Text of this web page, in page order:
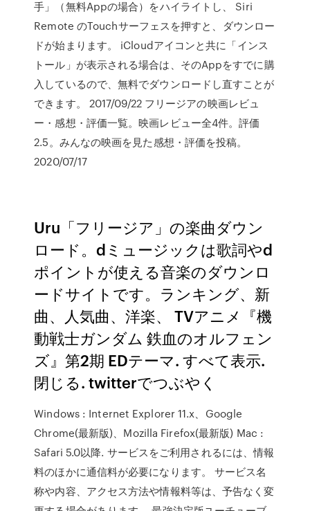
手」（無料Appの場合）をハイライトし、 Siri
Remote のTouchサーフェスを押すと、ダウンロー
ドが始まります。 iCloudアイコンと共に「インス
トール」が表示される場合は、そのAppをすでに購
入しているので、無料でダウンロードし直すことが
できます。 2017/09/22 フリージアの映画レビュ
ー・感想・評価一覧。映画レビュー全4件。評価
2.5。みんなの映画を見た感想・評価を投稿。
2020/07/17
Uru「フリージア」の楽曲ダウン
ロード。dミュージックは歌詞やd
ポイントが使える音楽のダウンロ
ードサイトです。ランキング、新
曲、人気曲、洋楽、 TVアニメ『機
動戦士ガンダム 鉄血のオルフェン
ズ』第2期 EDテーマ. すべて表示.
閉じる. twitterでつぶやく
Windows : Internet Explorer 11.x、Google
Chrome(最新版)、Mozilla Firefox(最新版) Mac :
Safari 5.0以降. サービスをご利用されるには、情報
料のほかに通信料が必要になります。 サービス名
称や内容、アクセス方法や情報料等は、予告なく変